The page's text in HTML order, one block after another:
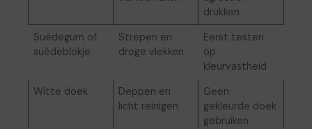
drukken
Suèdegum of
suèdeblokje
Strepen en
droge vlekken
Eerst testen
op
kleurvastheid
Witte doek
Deppen en
licht reinigen
Geen
gekleurde doek
gebruiken